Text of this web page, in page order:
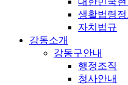
생활법령정
자치법규
강동소개
강동구안내
행정조직
청사안내